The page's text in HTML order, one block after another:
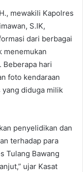
mewakili Kapolres
S.IK,
dari berbagai
menemukan
Beberapa hari
foto kendaraan
diduga milik
penyelidikan dan
terhadap para
Tulang Bawang
ujar Kasat